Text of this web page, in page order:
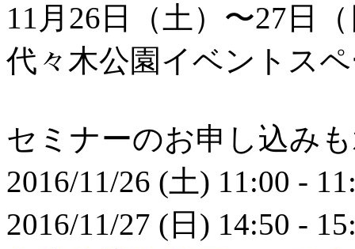
11月26日（土）〜27日
代々木公園イベントス
セミナーのお申し込み
2016/11/26 (土) 11:00 -
2016/11/27 (日) 14:50 -